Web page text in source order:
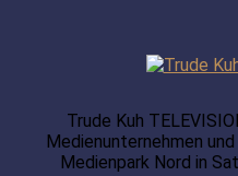
Trude Kuh
Medienunternehmen
Medienpark Nord in